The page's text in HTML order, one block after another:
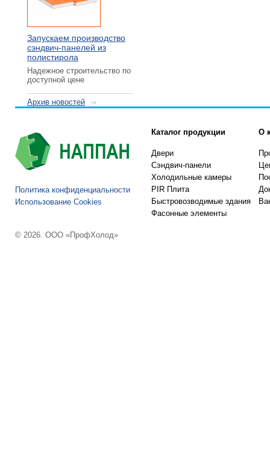
Запускаем производство
сэндвич-панелей из
полистирола
Надежное строительство по
доступной цене
Архив новостей
Политика конфиденциальности
Использование Cookies
© 2026. ООО «ПрофХолод»
Каталог продукции
Двери
Сэндвич-панели
Холодильные камеры
PIR Плита
Быстровозводимые здания
Фасонные элементы
О